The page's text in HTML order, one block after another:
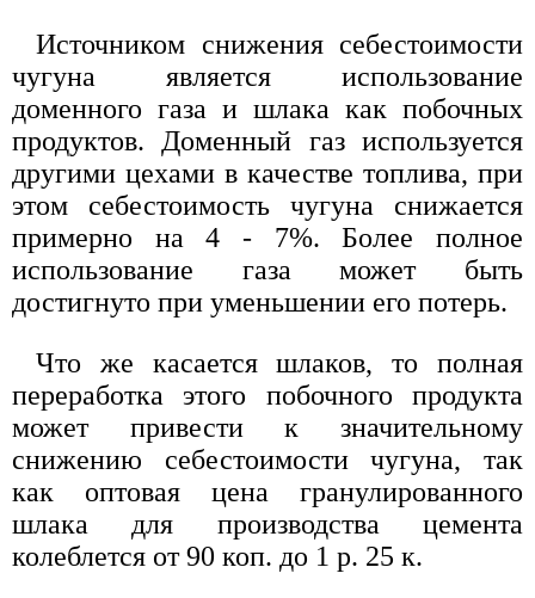
Источником снижения себестоимости
чугуна является использование
доменного газа и шлака как побочных
продуктов. Доменный газ используется
другими цехами в качестве топлива, при
этом себестоимость чугуна снижается
примерно на 4 - 7%. Более полное
использование газа может быть
достигнуто при уменьшении его потерь.
Что же касается шлаков, то полная
переработка этого побочного продукта
может привести к значительному
снижению себестоимости чугуна, так
как оптовая цена гранулированного
шлака для производства цемента
колеблется от 90 коп. до 1 р. 25 к.